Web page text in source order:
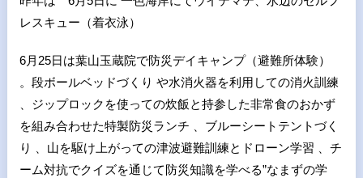
レスキュー（着衣泳）
6月25日は葉山玉蔵院で防災デイキャンプ（避難所体験）
。段ボールベッドづくり や水消火器を利用しての消火訓練
、ジップロックを使っての炊飯と持参した非常食のおかず
を組み合わせた特製防災ランチ 、ブルーシートテントづく
り 、山を駆け上がっての津波避難訓練とドローン学習 、チ
ーム対抗でクイズを通じて防災知識を学べる”なまずの学